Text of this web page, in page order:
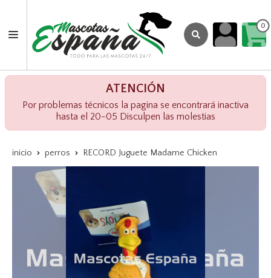
0
ATENCIÓN
Por problemas técnicos la pagina se encontrará inactiva
hasta el 20-05 Disculpen las molestias
inicio perros RECORD Juguete Madame Chicken